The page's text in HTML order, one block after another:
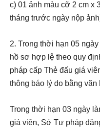
c) 01 ảnh màu cỡ 2 cm x
tháng trước ngày nộp
2. Trong thời hạn 05
hồ sơ hợp lệ theo quy
pháp cấp Thẻ đấu giá
thông báo lý do bằng văn
Trong thời hạn 03 ngày
giá viên, Sở Tư pháp